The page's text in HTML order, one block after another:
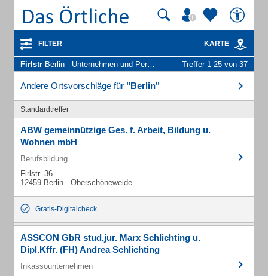
FILTER KARTE
Firlstr Berlin - Unternehmen und Personen Treffer 1-25 von 37
Andere Ortsvorschläge für "Berlin"
Standardtreffer
ABW gemeinnützige Ges. f. Arbeit, Bildung u.
Wohnen mbH
Berufsbildung
Firlstr. 36
12459 Berlin - Oberschöneweide
Gratis-Digitalcheck
ASSCON GbR stud.jur. Marx Schlichting u.
Dipl.Kffr. (FH) Andrea Schlichting
Inkassounternehmen